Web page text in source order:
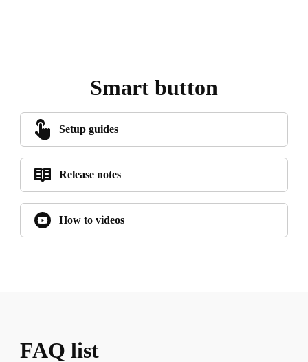
Smart button
Setup guides
Release notes
How to videos
FAQ list